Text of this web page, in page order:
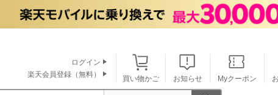
買い物かご お知らせ Myクーポン
ログイン
楽天会員登録（無料）